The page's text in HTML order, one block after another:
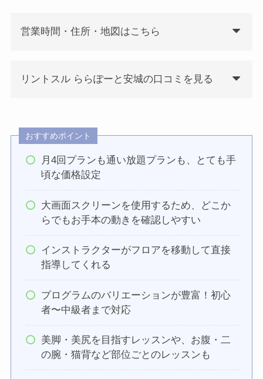
営業時間・住所・地図はこちら
リントスル ららぽーと安城の口コミを見る
おすすめポイント
月4回プランも通い放題プランも、とても手
頃な価格設定
大画面スクリーンを使用するため、どこか
らでもお手本の動きを確認しやすい
インストラクターがフロアを移動して直接
指導してくれる
プログラムのバリエーションが豊富！初心
者〜中級者まで対応
美脚・美尻を目指すレッスンや、お腹・二
の腕・猫背など部位ごとのレッスンも